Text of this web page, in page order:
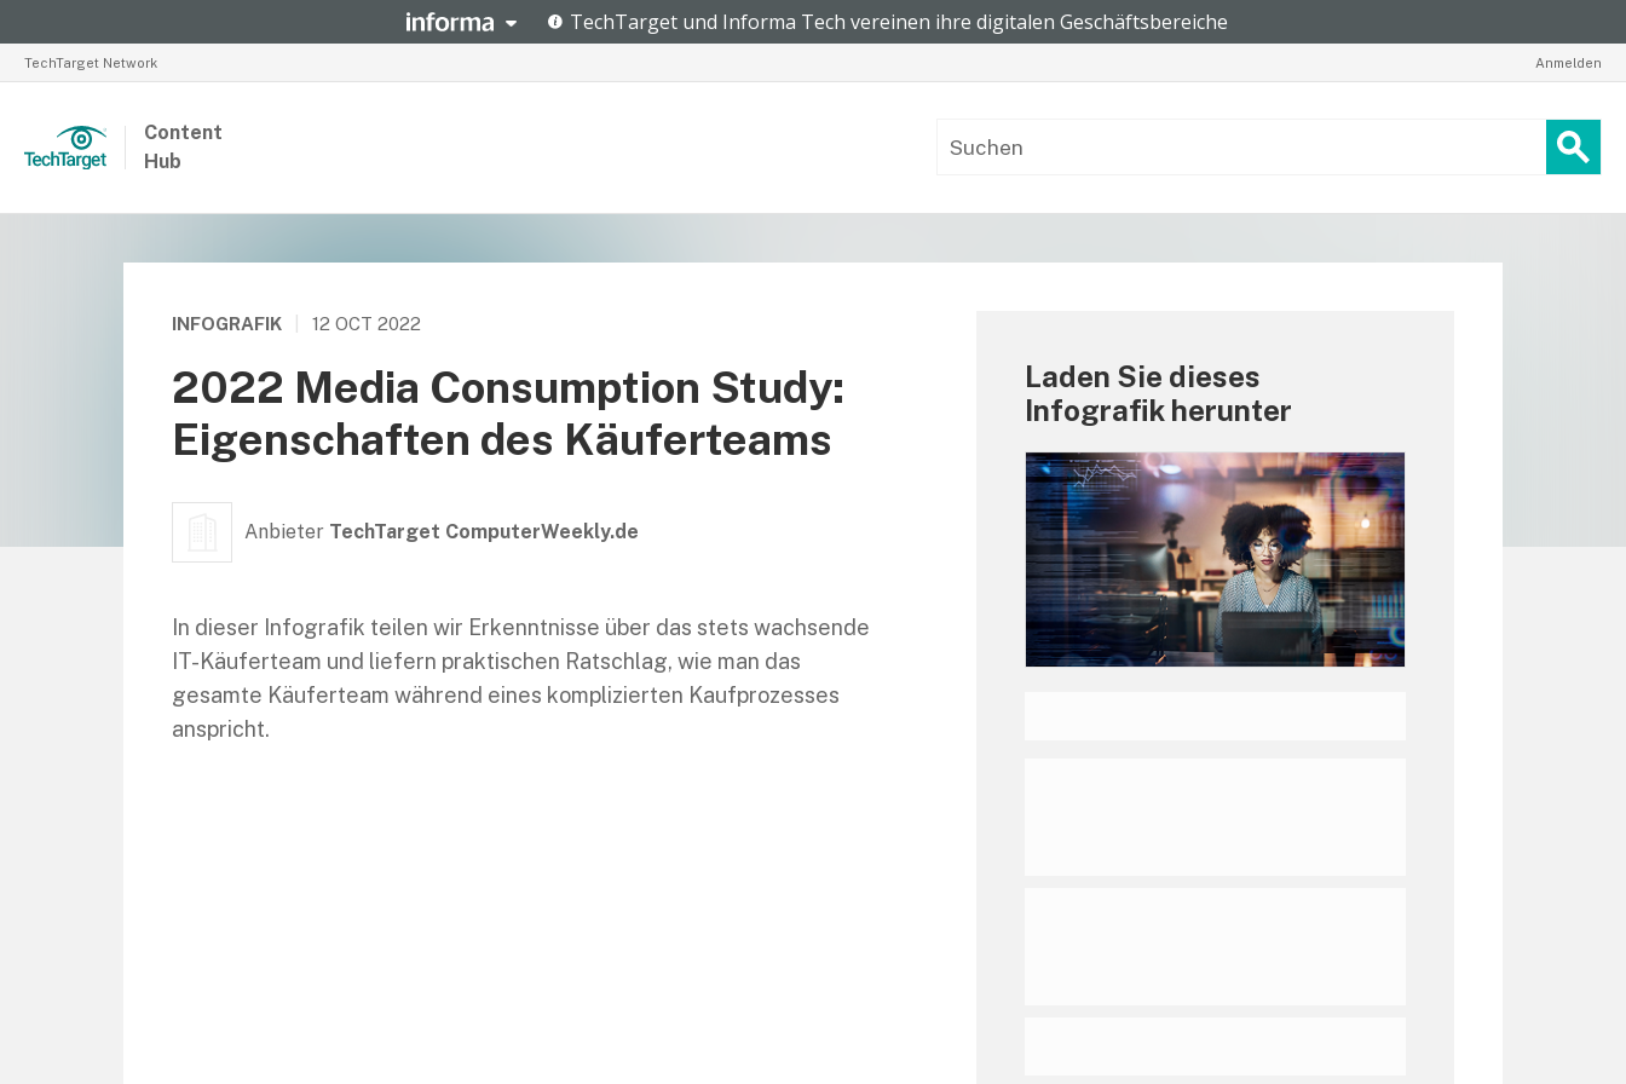
TechTarget Network Anmelden
Content
Hub
INFOGRAFIK 12 OCT 2022
2022 Media Consumption Study:
Eigenschaften des Käuferteams
Anbieter TechTarget ComputerWeekly.de
In dieser Infografik teilen wir Erkenntnisse über das stets wachsende
IT-Käuferteam und liefern praktischen Ratschlag, wie man das
gesamte Käuferteam während eines komplizierten Kaufprozesses
anspricht.
Laden Sie dieses
Infografik herunter